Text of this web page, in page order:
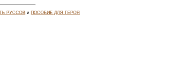
РУССОВ и ПОСОБИЕ ДЛЯ ГЕРОЯ